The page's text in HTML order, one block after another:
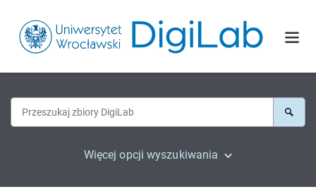
Więcej opcji wyszukiwania